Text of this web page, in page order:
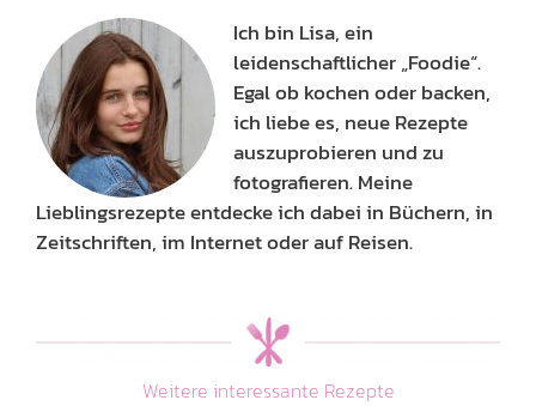
Ich bin Lisa, ein
leidenschaftlicher „Foodie“.
Egal ob kochen oder backen,
ich liebe es, neue Rezepte
auszuprobieren und zu
fotografieren. Meine
Lieblingsrezepte entdecke ich dabei in Büchern, in
Zeitschriften, im Internet oder auf Reisen.
Weitere interessante Rezepte